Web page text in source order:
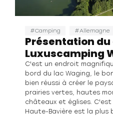
Camping Allemagne
Présentation
Luxuscamping
C'est un endroit
bord du lac Waging, le
bien réussi à créer le
prairies vertes, hautes
châteaux et églises.
Haute-Bavière est la plus